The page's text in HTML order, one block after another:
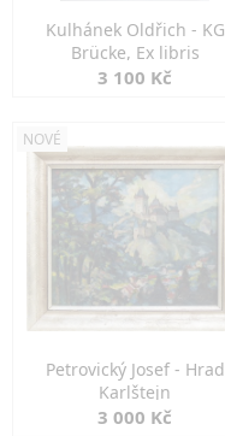
Kulhánek Oldřich - KG
Brücke, Ex libris
3 100 Kč
NOVÉ
Petrovický Josef - Hrad
Karlštejn
3 000 Kč